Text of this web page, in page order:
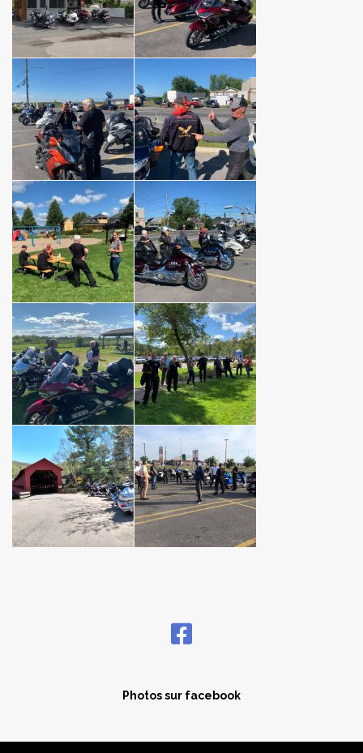
Photos sur facebook